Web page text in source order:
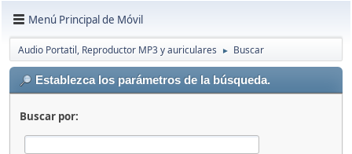
Menú Principal de Móvil
Audio Portatil, Reproductor MP3 y auriculares ► Buscar
Establezca los parámetros de la búsqueda.
Buscar por: